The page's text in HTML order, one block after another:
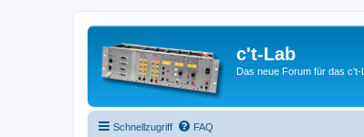
c't-Lab
Das neue Forum für das c't-
Schnellzugriff FAQ